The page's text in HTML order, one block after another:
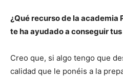
¿Qué recurso de la academia
te ha ayudado a conseguir
Creo que, si algo tengo que
calidad que le ponéis a la